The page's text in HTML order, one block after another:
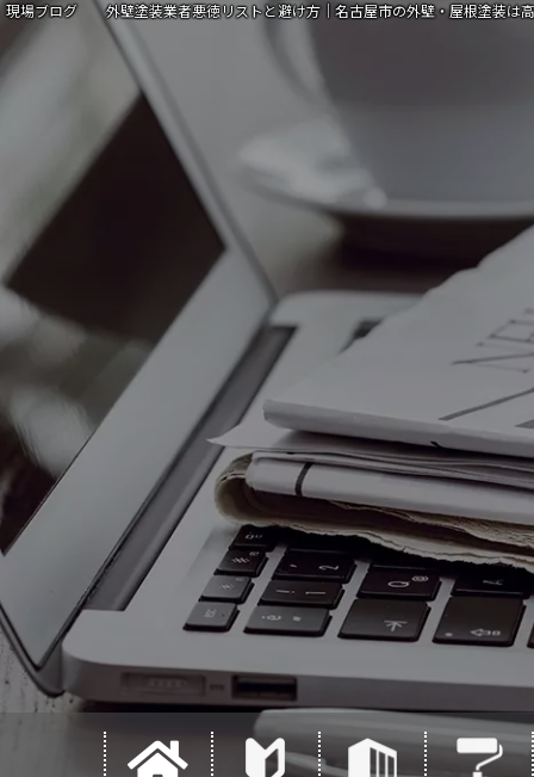
現場ブログ 外壁塗装業者悪徳リストと避け方｜名古屋市の外壁・屋根塗装は